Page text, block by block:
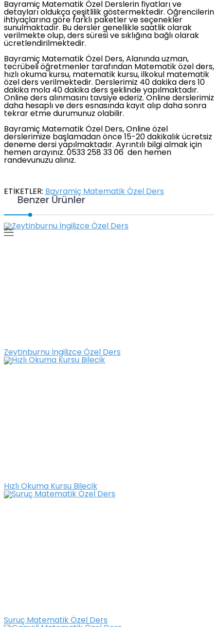
Bayramiç Matematik Özel Derslerin fiyatları ve
detayları oldukça çeşitlilik göstermektedir. Öğrencilerin
ihtiyaçlarına göre farklı paketler ve seçenekler
sunulmaktadır. Bu dersler genellikle saatlik olarak
verilmekte olup, ders süresi ve sıklığına bağlı olarak
ücretlendirilmektedir.
Bayramiç Matematik Özel Ders, Alanında uzman,
tecrübeli öğretmenler tarafından Matematik özel ders,
hızlı okuma kursu, matematik kursu, ilkokul matematik
özel ders verilmektedir. Derslerimiz 40 dakika ders 10
dakika mola 40 dakika ders şeklinde yapılmaktadır.
Online ders alınmasını tavsiye ederiz. Online derslerimiz
daha hesaplı ve ders esnasında kayıt alıp daha sonra
tekrar etme durumunuz olabilir.
Bayramiç Matematik Özel Ders, Online özel
derslerimize başlamadan önce 15-20 dakikalık ücretsiz
deneme dersi yapılmaktadır. Ayrıntılı bilgi almak için
hemen arayınız. 0533 258 33 06 den hemen
randevunuzu alınız.
ETİKETLER: Bayramiç Matematik Özel Ders
Benzer Ürünler
Zeytinburnu İngilizce Özel Ders
Hızlı Okuma Kursu Bilecik
Suruç Matematik Özel Ders